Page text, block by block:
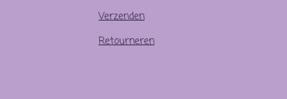
Verzenden
Retourneren